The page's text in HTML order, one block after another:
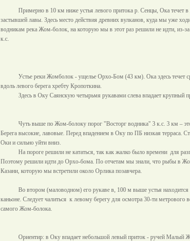
Примерно в 10 км ниже устья левого притока р. Сенцы, Ока течет
застывшей лавы. Здесь место действия древних вулканов, куда мы уже
водникам река Жом-болок, на которую мы в этот раз решили не идти, из-
к.с.
Устье реки Жомболок - ущелье Орхо-Бом (43 км). Ока здесь течет
вдоль левого берега хребту Кропоткина.
Здесь в Оку Саянскую четырьмя рукавами слева впадает крупный
Чуть выше по Жом-болоку порог "Восторг водника" 3 к.с. 3 км –
Берега высокие, лавовые. Перед впадением в Оку по ПБ низкая терраса.
Оки и сильно уйти вниз.
На пороге решили не кататься, так как жалко было времени для
Поэтому решили идти до Орхо-бома. По отчетам мы знали, что рыбы в
Казани, которую мы встретили около Орлика позавчера.
Во втором (маловодном) его рукаве в, 100 м выше устья
каньоне. Следует чалиться к левому берегу для осмотра 30-ти
самого Жом-болока.
Ориентир: в Оку впадает небольшой левый приток - ручей Малый